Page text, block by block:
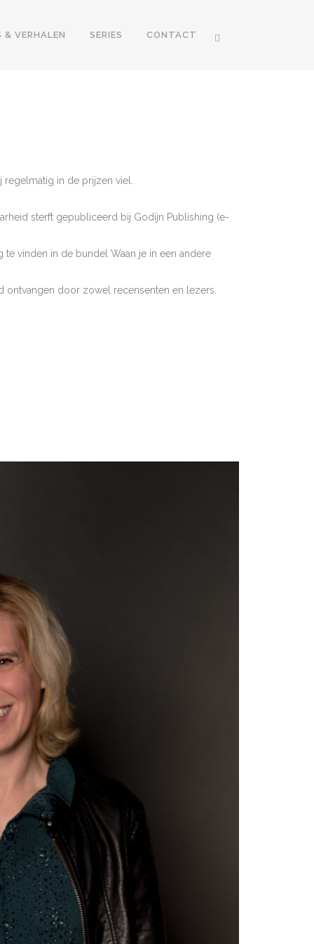
& VERHALEN SERIES CONTACT
in de prijzen viel.
sterft gepubliceerd bij Godijn Publishing (e-
te vinden in de bundel Waan je in een andere
ontvangen door zowel recensenten en lezers.